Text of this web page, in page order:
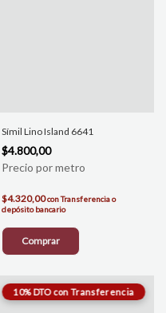
Símil Lino Island 6641
$4.800,00
$4.320,00conTransferencia o
depósito bancario
Comprar